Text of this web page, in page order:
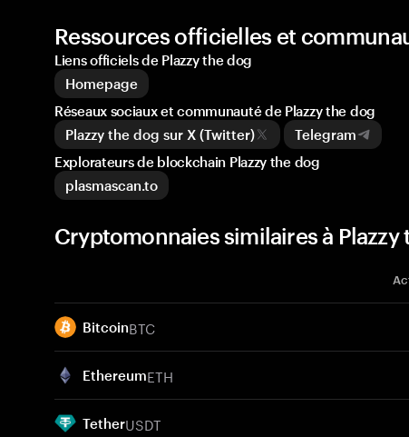
Ressources officielles et
Liens officiels de Plazzy the dog
Homepage
Réseaux sociaux et communauté de Plazzy the dog
Plazzy the dog sur X (Twitter)
Telegram
Explorateurs de blockchain Plazzy the dog
plasmascan.to
Cryptomonnaies similaires à Plazzy
BitcoinBTC
EthereumETH
TetherUSDT